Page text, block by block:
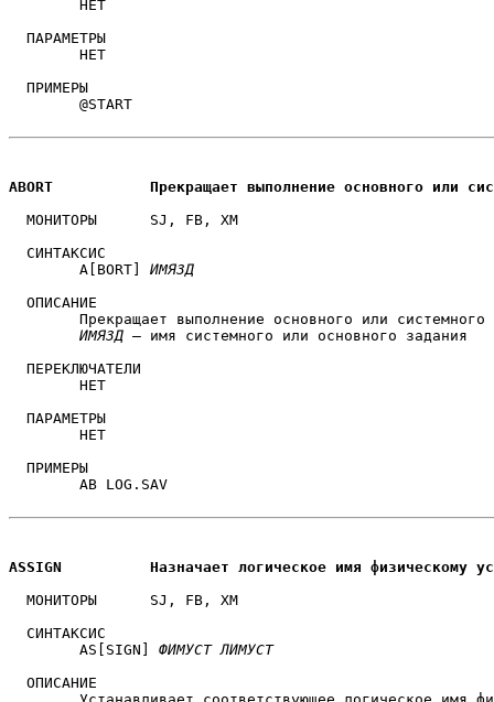
  ПАРАМЕТРЫ
  ПРИМЕРЫ
ABORT		Прекращает выполнение основного или
  МОНИТОРЫ 	SJ, FB, XM
  СИНТАКСИС
	A[BORT]
ИМЯЗД
  ОПИСАНИЕ
ИМЯЗД — имя системного или основного задания
  ПЕРЕКЛЮЧАТЕЛИ
  ПАРАМЕТРЫ
  ПРИМЕРЫ
ASSIGN		Назначает логическое имя физическому
  МОНИТОРЫ	SJ, FB, XM
  СИНТАКСИС
	AS[SIGN]
ФИМУСТ ЛИМУСТ
  ОПИСАНИЕ